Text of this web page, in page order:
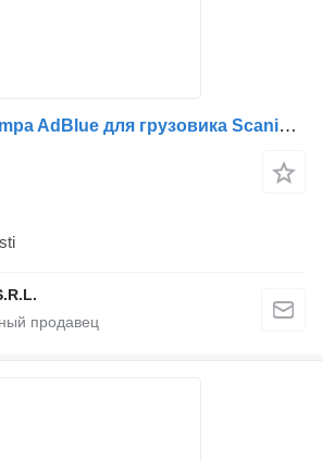
Насос AdBlue Pompa AdBlue для грузовика Scania UDA2 7.5 EXE 24 UDA2-15